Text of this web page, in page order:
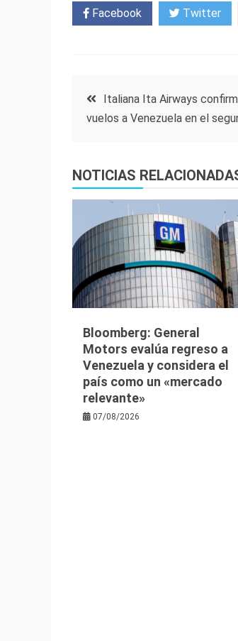
Facebook Twitter
Navegación
entradas
Italiana Ita Airways
vuelos a Venezuela en el
NOTICIAS
Bloomberg: General
Motors evalúa regreso a
Venezuela y considera el
país como un «mercado
relevante»
07/08/2026